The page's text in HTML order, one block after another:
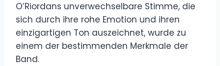
O’Riordans unverwechselbare Stimme, die
sich durch ihre rohe Emotion und ihren
einzigartigen Ton auszeichnet, wurde zu
einem der bestimmenden Merkmale der
Band.